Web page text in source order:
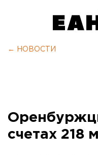
← НОВОСТИ
счетах 218